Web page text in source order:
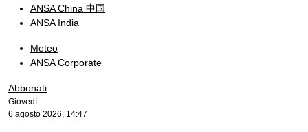
ANSA China 中国
ANSA India
Meteo
ANSA Corporate
Abbonati
Giovedì
6 agosto 2026, 14:47